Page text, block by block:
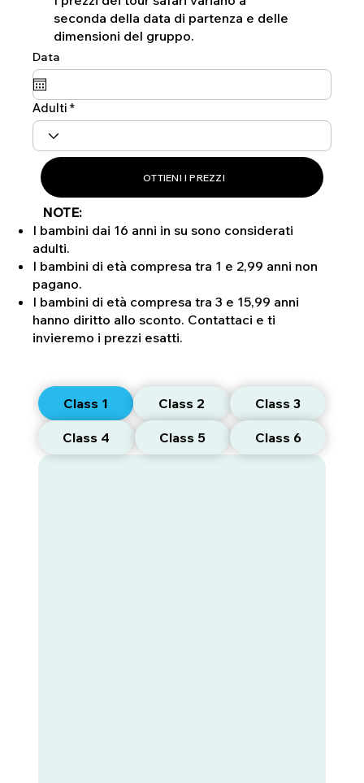
seconda della data di partenza e delle
dimensioni del gruppo.
Data
Adulti
OTTIENI I PREZZI
NOTE:
I bambini dai 16 anni in su sono considerati
adulti.
I bambini di età compresa tra 1 e 2,99 anni non
pagano.
I bambini di età compresa tra 3 e 15,99 anni
hanno diritto allo sconto. Contattaci e ti
invieremo i prezzi esatti.
Class 1 Class 2 Class 3
Class 4 Class 5 Class 6